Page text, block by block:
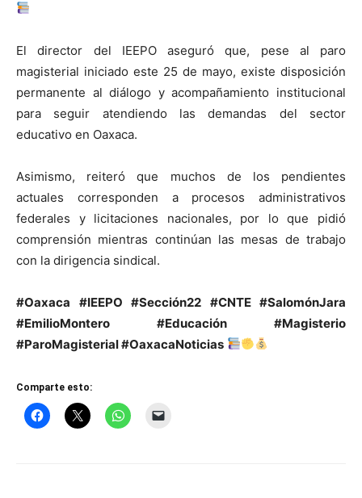
El director del IEEPO aseguró que, pese al paro
magisterial iniciado este 25 de mayo, existe disposición
permanente al diálogo y acompañamiento institucional
para seguir atendiendo las demandas del sector
educativo en Oaxaca.
Asimismo, reiteró que muchos de los pendientes
actuales corresponden a procesos administrativos
federales y licitaciones nacionales, por lo que pidió
comprensión mientras continúan las mesas de trabajo
con la dirigencia sindical.
#Oaxaca #IEEPO #Sección22 #CNTE #SalomónJara
#EmilioMontero #Educación #Magisterio
#ParoMagisterial #OaxacaNoticias
Comparte esto: